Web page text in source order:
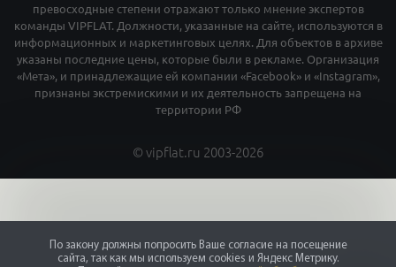
превосходные степени отражают только мнение экспертов
команды VIPFLAT. Должности, указанные на сайте, используются в
информационных и маркетинговых целях. Для объектов в архиве
указаны последние цены, которые были в рекламе. Организация
«Мета», и принадлежащие ей компании «Facebook» и «Instagram»,
признаны экстремискими и их деятельность запрещена на
территории РФ
© vipflat.ru 2003-2026
По закону должны попросить Ваше согласие на посещение
сайта, так как мы используем cookies и Яндекс Метрику.